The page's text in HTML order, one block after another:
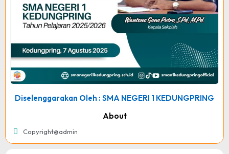
Diselenggarakan Oleh : SMA NEGERI 1 KEDUNGPRING
About
Copyright@admin